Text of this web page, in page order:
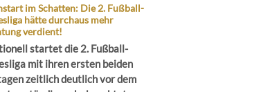
im Schatten: Die 2. Fußball-
hätte durchaus mehr
verdient!
startet die 2. Fußball-
mit ihren ersten beiden
zeitlich deutlich vor dem